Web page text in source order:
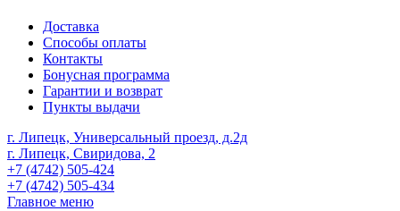
Доставка
Способы оплаты
Контакты
Бонусная программа
Гарантии и возврат
Пункты выдачи
г. Липецк, Универсальный проезд, д.2д
г. Липецк, Свиридова, 2
+7 (4742) 505-424
+7 (4742) 505-434
Главное меню